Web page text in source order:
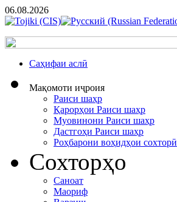
06.08.2026
Cаҳифаи аслӣ
Мақомоти иҷроия
Раиси шаҳр
Қарорҳои Раиси шаҳр
Муовинони Раиси шаҳр
Дастгоҳи Раиси шаҳр
Роҳбарони воҳидҳои сохторӣ
Сохторҳо
Саноат
Маориф